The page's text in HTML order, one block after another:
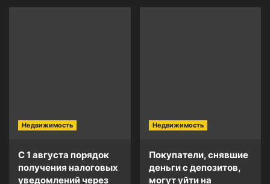
Недвижимость
С 1 августа порядок
получения налоговых
уведомлений через
Недвижимость
Покупатели, снявшие
деньги с депозитов,
могут уйти на